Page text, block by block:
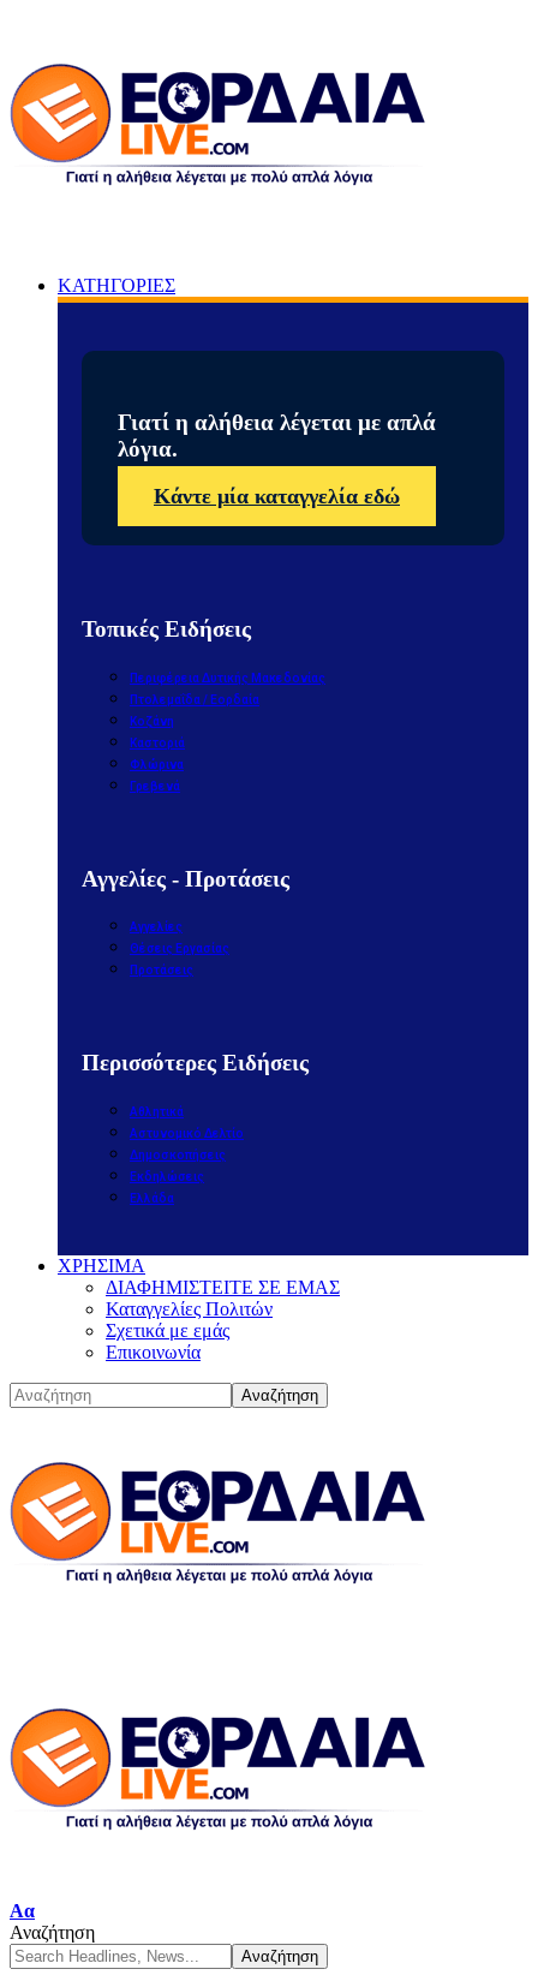
ΚΑΤΗΓΟΡΙΕΣ
Γιατί η αλήθεια λέγεται με απλά
λόγια.
Κάντε μία καταγγελία εδώ
Τοπικές Ειδήσεις
Περιφέρεια Δυτικής Μακεδονίας
Πτολεμαΐδα / Εορδαία
Κοζάνη
Καστοριά
Φλώρινα
Γρεβενά
Αγγελίες - Προτάσεις
Αγγελίες
Θέσεις Εργασίας
Προτάσεις
Περισσότερες Ειδήσεις
Αθλητικά
Αστυνομικό Δελτίο
Δημοσκοπήσεις
Εκδηλώσεις
Ελλάδα
ΧΡΗΣΙΜΑ
ΔΙΑΦΗΜΙΣΤΕΙΤΕ ΣΕ ΕΜΑΣ
Καταγγελίες Πολιτών
Σχετικά με εμάς
Επικοινωνία
Font
Resizer
Αα
Αναζήτηση